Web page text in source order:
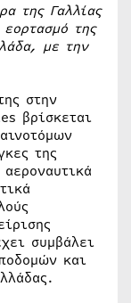
της Γαλλίας
της
με την
στην
βρίσκεται
της
συμβάλει
και